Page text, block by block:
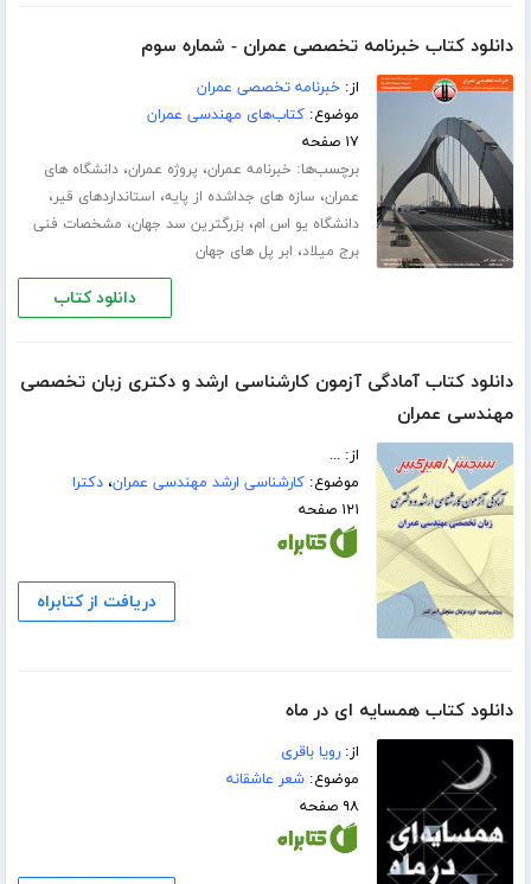
دانلود کتاب خبرنامه تخصصی عمران - شماره سوم
از:خبرنامه تخصصی عمران
موضوع:کتاب‌های مهندسی عمران
۱۷ صفحه
برچسب‌ها: خبرنامه عمران، پروژه عمران،دانشگاه های
عمران، سازه های جداشده از پایه، استانداردهای قیر،
دانشگاه یو اس ام،بزرگترین سد جهان، مشخصات فنی
برج میلاد، ابر پل های جهان
دانلود کتاب
دانلود کتاب آمادگی آزمون کارشناسی ارشد و دکتری زبان تخصصی
مهندسی عمران
از: ...
موضوع:کارشناسی ارشد مهندسی عمران،دکترا
۱۲۱ صفحه
دریافت از کتابراه
دانلود کتاب همسایه ای در ماه
از:رویا باقری
موضوع:شعر عاشقانه
۹۸ صفحه